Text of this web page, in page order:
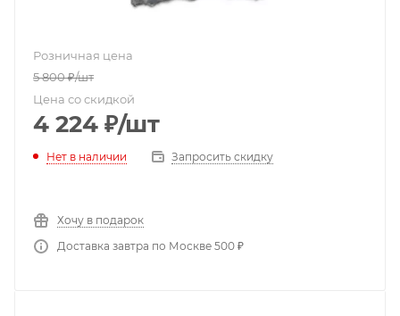
Розничная цена
5 800₽/шт
Цена со скидкой
4 224 ₽/шт
Нет в наличии Запросить скидку
Хочу в подарок
Доставка завтра по Москве 500 ₽